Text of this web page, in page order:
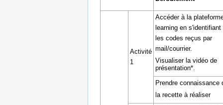
Activité
1
Accéder à la
learning en s'identifiant
les codes reçus par
mail/courrier.
Visualiser la vidéo de
présentation*.
Prendre connaissance
la recette à réaliser